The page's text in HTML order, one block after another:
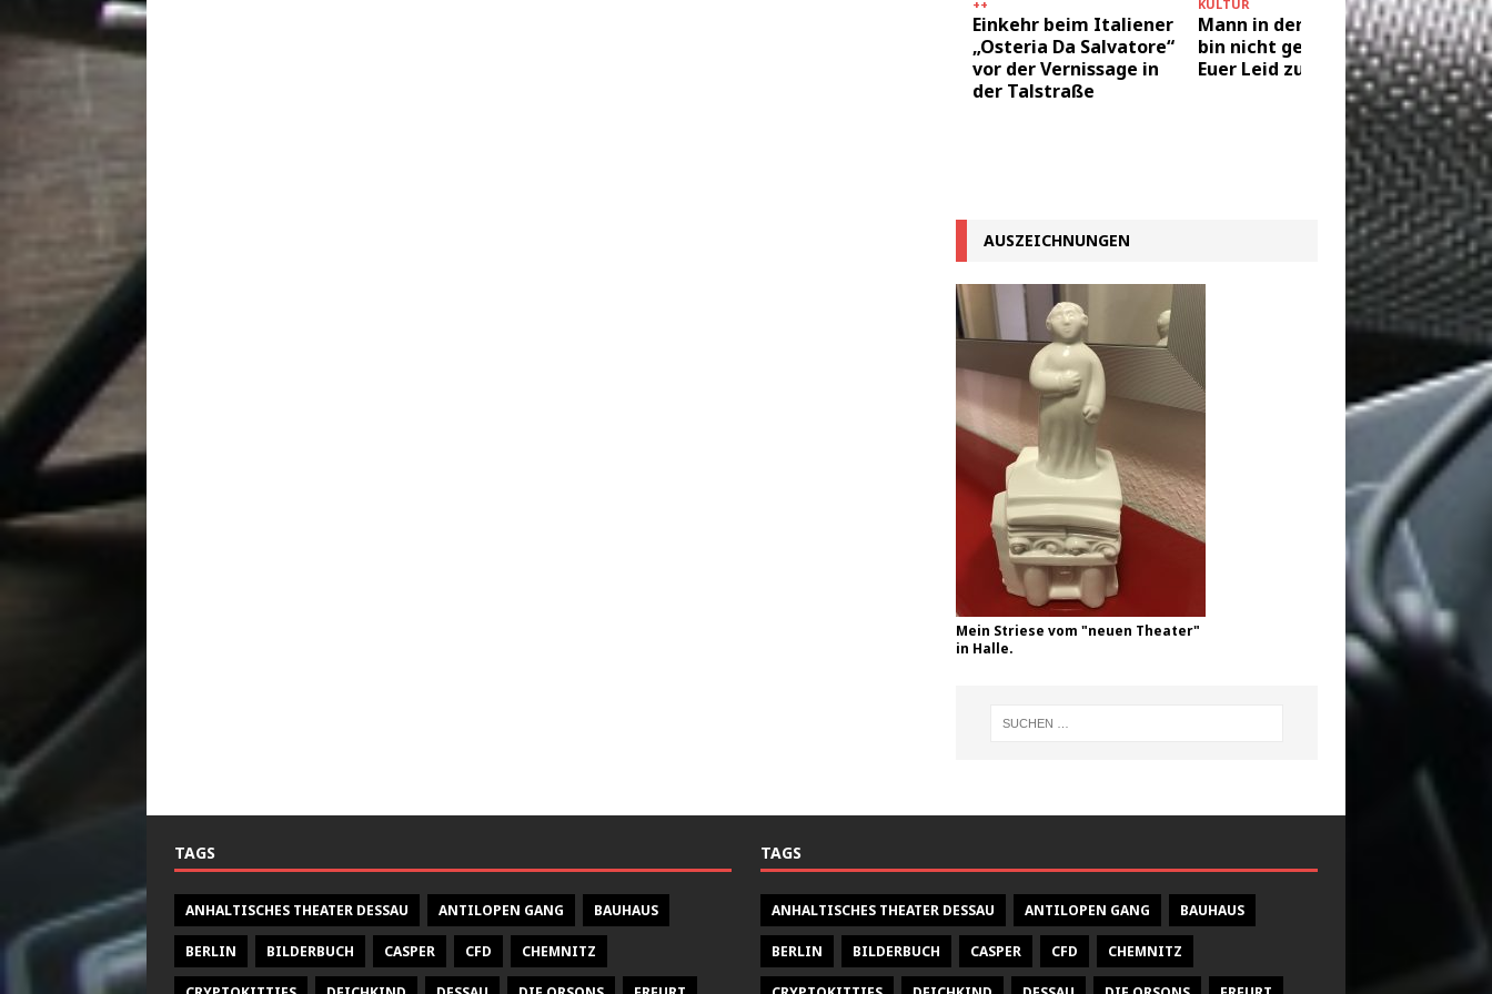
++
Einkehr beim Italiener
„Osteria Da Salvatore“
vor der Vernissage in
der Talstraße
KULTUR
Mann in der Kiste: „Ich
bin nicht gekommen
Euer Leid zu mindern.“
MEINE 2
Zum
sich
vom
AUSZEICHNUNGEN
Mein Striese vom "neuen Theater"
in Halle.
TAGS
ANHALTISCHES THEATER DESSAU ANTILOPEN GANG BAUHAUS
BERLIN BILDERBUCH CASPER CFD CHEMNITZ
TAGS
ANHALTISCHES THEATER DESSAU ANTILOPEN GANG BAUHAUS
BERLIN BILDERBUCH CASPER CFD CHEMNITZ